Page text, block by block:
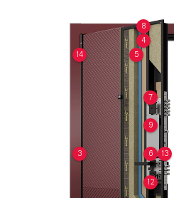
3
4
5
6
7
8
9
12
13
14